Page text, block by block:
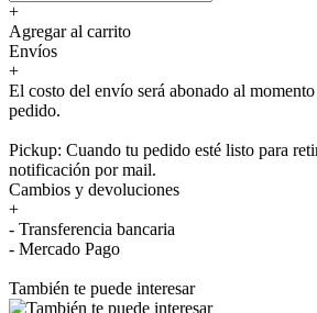
+
Agregar al carrito
Envíos
+
El costo del envío será abonado al
pedido.
Pickup: Cuando tu pedido esté listo para
notificación por mail.
Cambios y devoluciones
+
- Transferencia bancaria
- Mercado Pago
También te puede interesar